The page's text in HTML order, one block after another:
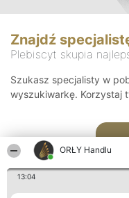
ORŁY Handlu
13:04
Znajdź
Plebiscyt skupia
Szukasz specjalisty w
wyszukiwarkę. Korzystaj